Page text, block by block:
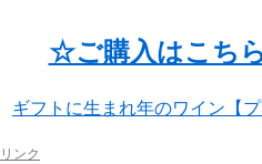
☆ご購入はこち
ギフトに生まれ年のワイン【プ
ンク